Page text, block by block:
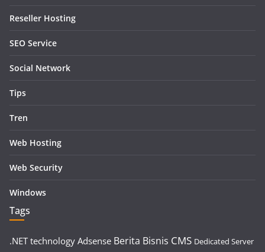
Reseller Hosting
SEO Service
Social Network
Tips
Tren
Web Hosting
Web Security
Windows
Tags
.NET technology Adsense Berita Bisnis CMS Dedicated Server